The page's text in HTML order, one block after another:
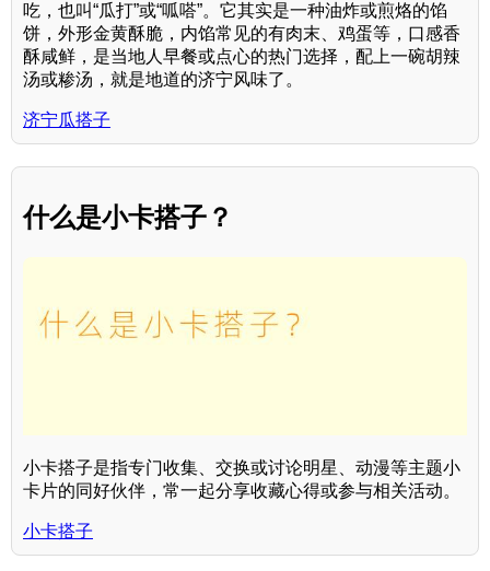
吃，也叫“瓜打”或“呱嗒”。它其实是一种油炸或煎烙的馅
饼，外形金黄酥脆，内馅常见的有肉末、鸡蛋等，口感香
酥咸鲜，是当地人早餐或点心的热门选择，配上一碗胡辣
汤或糁汤，就是地道的济宁风味了。
济宁瓜搭子
什么是小卡搭子？
小卡搭子是指专门收集、交换或讨论明星、动漫等主题小
卡片的同好伙伴，常一起分享收藏心得或参与相关活动。
小卡搭子